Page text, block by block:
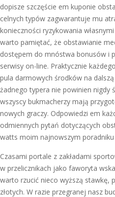
dopisze szczęście em kuponie
celnych typów zagwarantuje mu
konieczności ryzykowania
warto pamiętać, że obstawianie
dostępem do mnóstwa bonusów i
serwisy on-line. Praktycznie
pula darmowych środków na
żadnego typera nie powinien nigdy
wszyscy bukmacherzy mają
nowych graczy. Odpowiedzi em
odmiennych pytań dotyczących
watts moim najnowszym
Czasami portale z zakładami
w przelicznikach jako faworyta
warto rzucić nieco wyższą stawkę,
złotych. W razie przegranej nasz